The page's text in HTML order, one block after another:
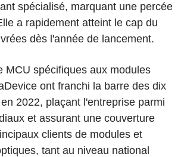
spécialisé, marquant une percée
a rapidement atteint le cap du
dès l'année de lancement.
MCU spécifiques aux modules
ont franchi la barre des dix
2022, plaçant l'entreprise parmi
et assurant une couverture
clients de modules et
tant au niveau national